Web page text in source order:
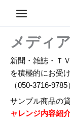
を
Main
Menu
メディ
新聞・雑誌・Ｔ
を積極的にお受
（050-3716-
サンプル商品の
ャレンジ内容紹